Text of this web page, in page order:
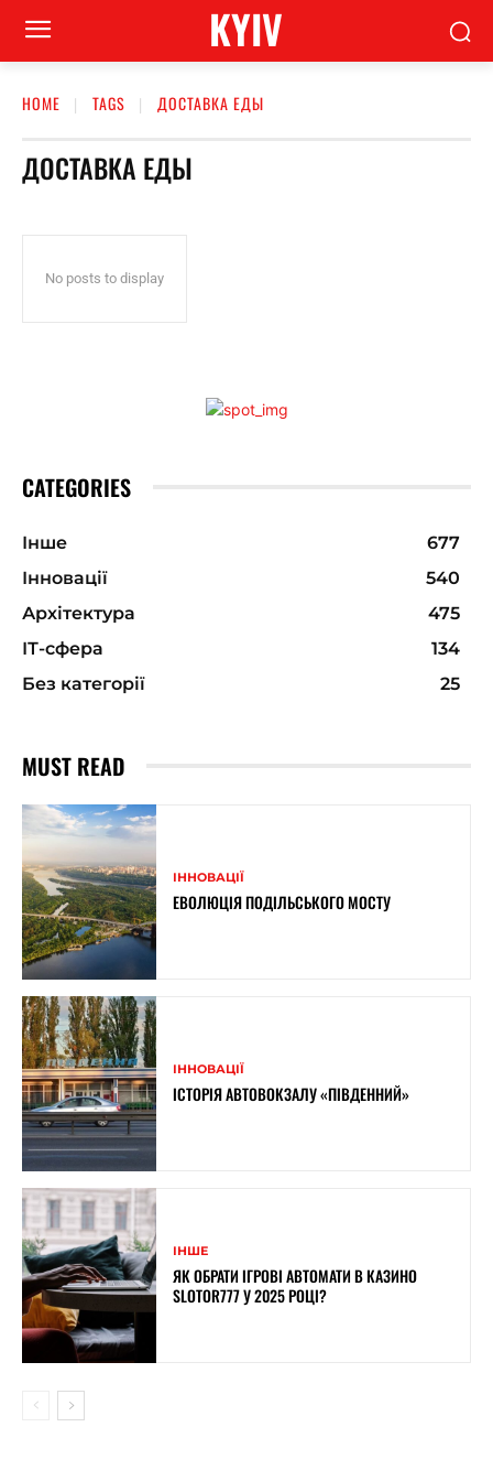
KYIV
HOME TAGS ДОСТАВКА ЕДЫ
ДОСТАВКА ЕДЫ
No posts to display
CATEGORIES
Інше
677
Інновації
540
Архітектура
475
ІТ-сфера
134
Без категорії
25
MUST READ
ІННОВАЦІЇ
ЕВОЛЮЦІЯ ПОДІЛЬСЬКОГО МОСТУ
ІННОВАЦІЇ
ІСТОРІЯ АВТОВОКЗАЛУ «ПІВДЕННИЙ»
ІНШЕ
ЯК ОБРАТИ ІГРОВІ АВТОМАТИ В КАЗИНО
SLOTOR777 У 2025 РОЦІ?